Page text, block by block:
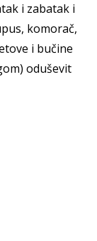
i zabatak i
komorač,
i bučine
oduševit